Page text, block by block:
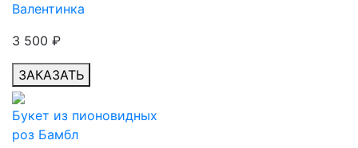
Валентинка
3 500 ₽
ЗАКАЗАТЬ
Букет из пионовидных
роз Бамбл